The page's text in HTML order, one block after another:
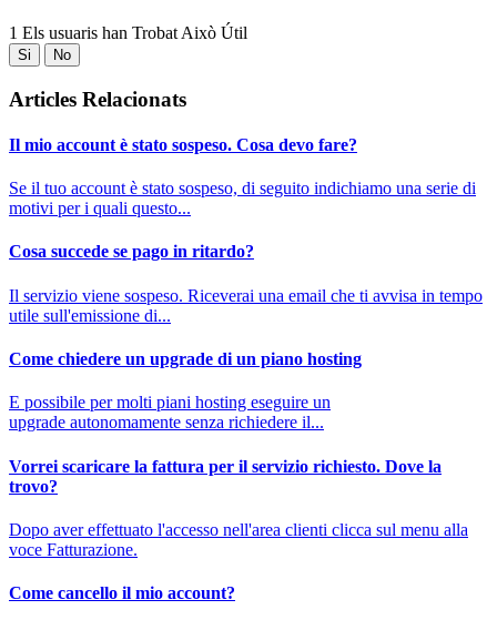
1 Els usuaris han Trobat Això Útil
Si No
Articles Relacionats
Il mio account è stato sospeso. Cosa devo fare?
Se il tuo account è stato sospeso, di seguito indichiamo una serie di
motivi per i quali questo...
Cosa succede se pago in ritardo?
Il servizio viene sospeso. Riceverai una email che ti avvisa in tempo
utile sull'emissione di...
Come chiedere un upgrade di un piano hosting
E possibile per molti piani hosting eseguire un
upgrade autonomamente senza richiedere il...
Vorrei scaricare la fattura per il servizio richiesto. Dove la
trovo?
Dopo aver effettuato l'accesso nell'area clienti clicca sul menu alla
voce Fatturazione.
Come cancello il mio account?